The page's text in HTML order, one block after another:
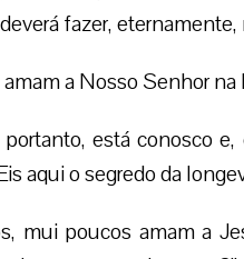
fazer, eternamente,
a Nosso Senhor
está conosco
aqui o segredo da
mui poucos amam a